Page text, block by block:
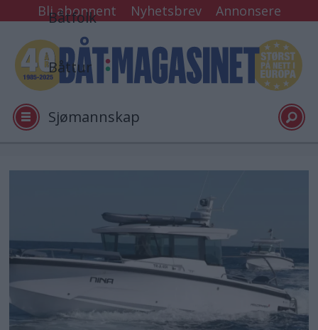
Bli abonnent Nyhetsbrev Annonsere
Båtfolk
Båttur
Sjømannskap
Tester
Video
Logg inn